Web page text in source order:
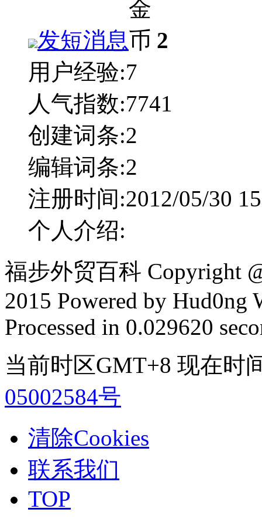
发短消息
2
用户经验:7
人气指数:7741
创建词条:2
编辑词条:2
注册时间:2012/05/30
个人介绍:
福步外贸百科 Copyright
2015 Powered by Hud0ng
Processed in 0.029620
当前时区GMT+8 现在时
05002584号
清除Cookies
联系我们
TOP